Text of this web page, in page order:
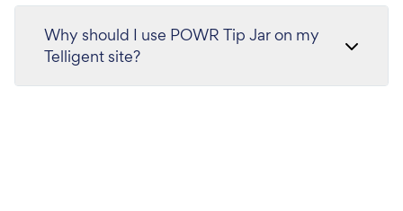
Why should I use POWR Tip Jar on my
Telligent site?